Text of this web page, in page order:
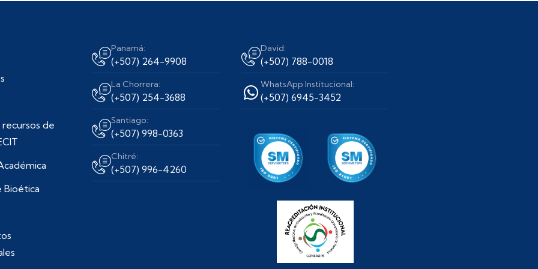
de
Panamá:
(+507) 264-9908
La Chorrera:
(+507) 254-3688
Santiago:
(+507) 998-0363
Chitré:
(+507) 996-4260
David:
(+507) 788-0018
WhatsApp Institucional:
(+507) 6945-3452